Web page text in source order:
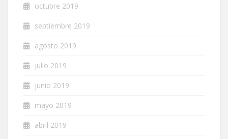
octubre 2019
septiembre 2019
agosto 2019
julio 2019
junio 2019
mayo 2019
abril 2019